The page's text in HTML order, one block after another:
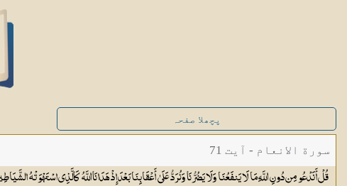
پچھلا صفحہ
سورة الانعام - آیت 71
قُلْ أَنَدْعُو مِن دُونِ اللَّهِ مَا لَا يَنفَعُنَا وَلَا يَضُرُّنَا وَنُرَدُّ عَلَىٰ أَعْقَابِنَا بَعْدَ إِذْ هَدَانَا اللَّهُ كَالَّذِي اسْتَهْوَتْهُ